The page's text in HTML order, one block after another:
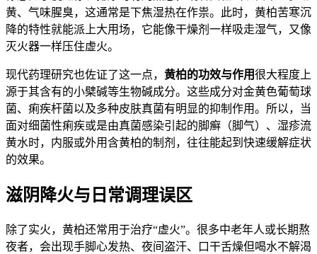
黄、气味腥臭，这通常是下焦湿热在作祟。此时，黄柏苦寒沉
降的特性就能派上大用场，它能像干燥剂一样吸走湿气，又像
灭火器一样压住虚火。
现代药理研究也佐证了这一点， 黄柏的功效与作用很大程度上
源于其含有的小檗碱等生物碱成分。这些成分对金黄色葡萄球
菌、痢疾杆菌以及多种皮肤真菌有明显的抑制作用。所以，当
面对细菌性痢疾或是由真菌感染引起的脚癣（脚气）、湿疹流
黄水时，内服或外用含黄柏的制剂，往往能起到快速缓解症状
的效果。
滋阴降火与日常调理误区
除了实火，黄柏还常用于治疗“虚火”。很多中老年人或长期熬
夜者，会出现手脚心发热、夜间盗汗、口干舌燥但喝水不解渴